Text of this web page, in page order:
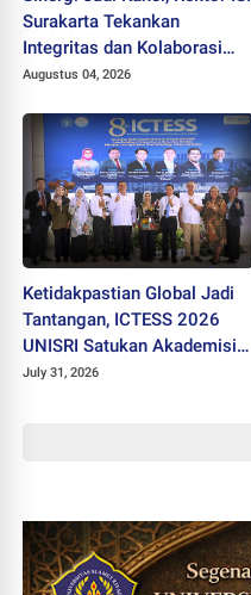
Surakarta Tekankan
Integritas dan Kolaborasi
pada Pejabat Baru
Augustus 04, 2026
Ketidakpastian Global Jadi
Tantangan, ICTESS 2026
UNISRI Satukan Akademisi 5
Negara Demi Solusi Lintas
July 31, 2026